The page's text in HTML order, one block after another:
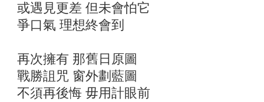
或遇見更差 但未會怕它
爭口氣 理想終會到
再次擁有 那舊日原圖
戰勝詛咒 窗外劃藍圖
不須再後悔 毋用計眼前